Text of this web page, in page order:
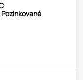
Pozinkované